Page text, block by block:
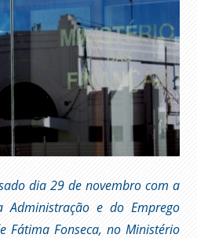
dia 29 de novembro com a
Administração e do Emprego
Fátima Fonseca, no Ministério